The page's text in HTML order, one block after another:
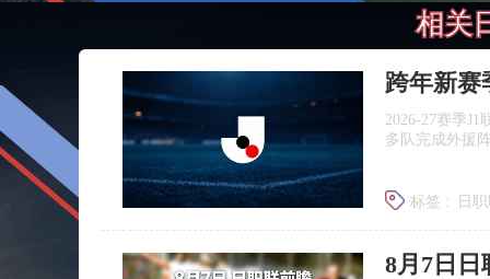
相关
跨年新赛
2026‑27赛季
多队完成外援
标签 :
日
广岛三箭
8月7日日